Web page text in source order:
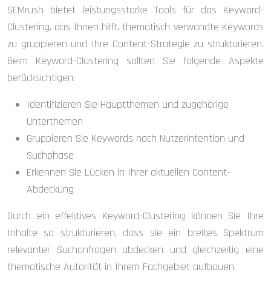
SEMrush bietet leistungsstarke Tools für das Keyword-
Clustering, das Ihnen hilft, thematisch verwandte Keywords
zu gruppieren und Ihre Content-Strategie zu strukturieren.
Beim Keyword-Clustering sollten Sie folgende Aspekte
berücksichtigen:
Identifizieren Sie Hauptthemen und zugehörige
Unterthemen
Gruppieren Sie Keywords nach Nutzerintention und
Suchphase
Erkennen Sie Lücken in Ihrer aktuellen Content-
Abdeckung
Durch ein effektives Keyword-Clustering können Sie Ihre
Inhalte so strukturieren, dass sie ein breites Spektrum
relevanter Suchanfragen abdecken und gleichzeitig eine
thematische Autorität in Ihrem Fachgebiet aufbauen.